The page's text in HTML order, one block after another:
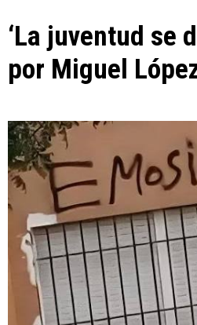
‘La juventud se
por Miguel